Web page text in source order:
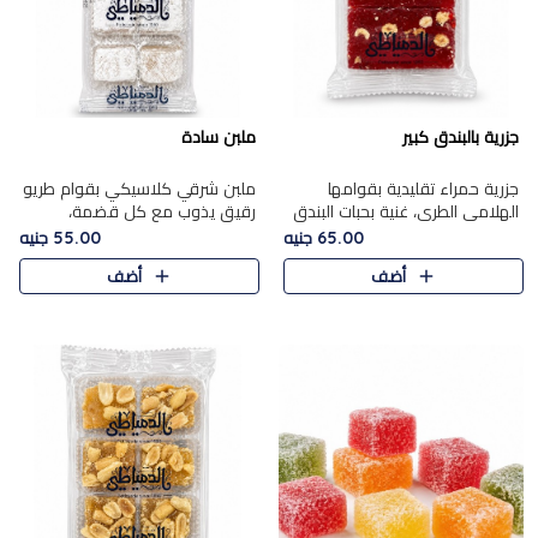
جزرية بالبندق كبير
جزرية حمراء تقليدية بقوامها
الهلامي الطري، غنية بحبات البندق
الفاخرة التي تضيف قرمشة راقية
إلى قوامها الناعم، لتقدم مزيجًا
متوازنًا من النكه..
65.00 جنيه
أضف
ملبن سادة
ملبن شرقي كلاسيكي بقوام طريو
رقيق يذوب مع كل قضمة،
مغطى بطبقة ناعمة من السكر
البودرة ليقدم المذاق الأصيل الذي
ارتبط بحلويات المولد التقليدي..
55.00 جنيه
أضف